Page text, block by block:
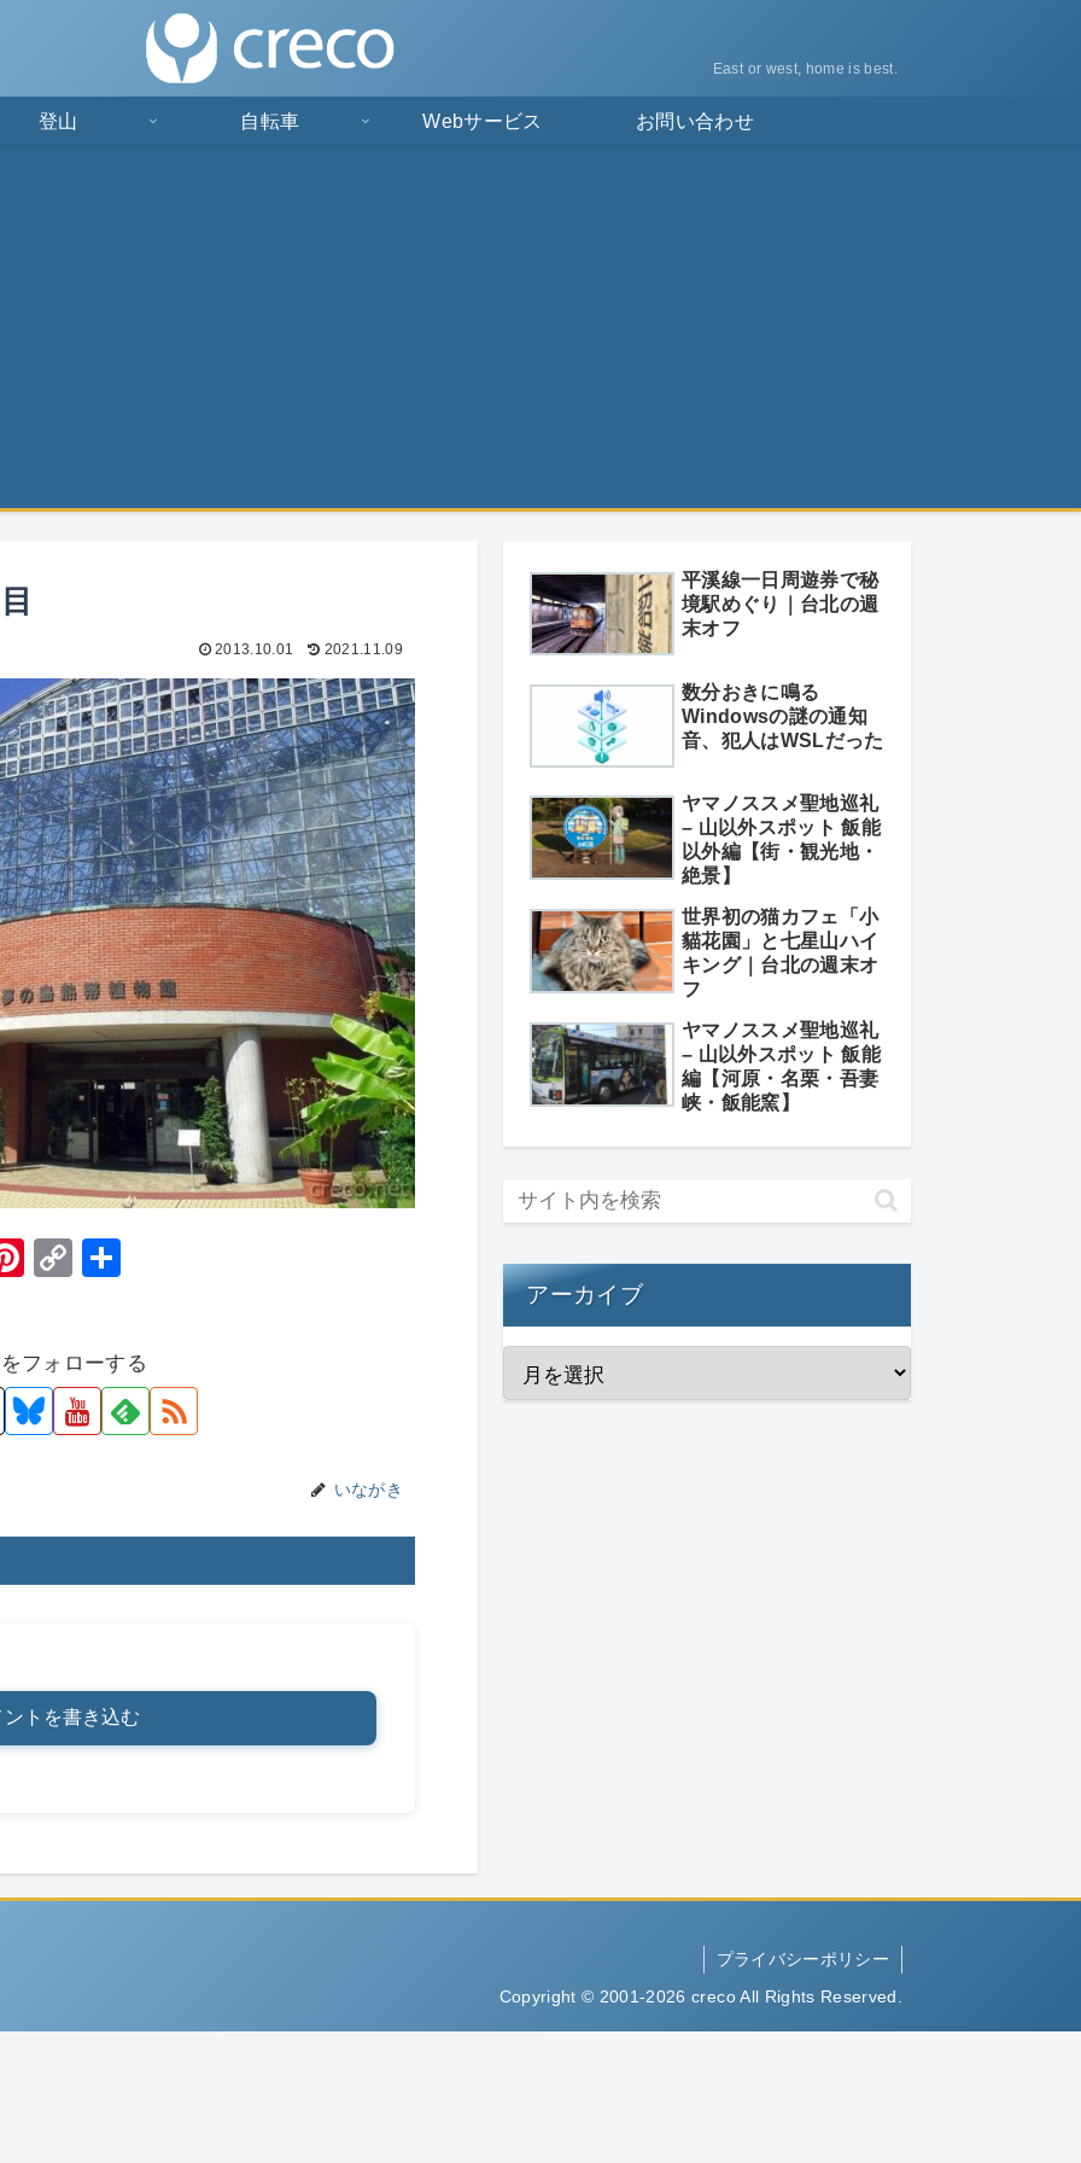
East or west, home is best.
登山 自転車 Webサービス お問い合わせ
2013.10.01 2021.11.09
Pi
e
st
C
y
Li
フォローする
いながき
ントを書き込む
平溪線一日周遊券で秘
境駅めぐり｜台北の週
末オフ
数分おきに鳴る
Windowsの謎の通知
音、犯人はWSLだった
ヤマノススメ聖地巡礼
– 山以外スポット 飯能
以外編【街・観光地・
絶景】
世界初の猫カフェ「小
貓花園」と七星山ハイ
キング｜台北の週末オ
フ
ヤマノススメ聖地巡礼
– 山以外スポット 飯能
編【河原・名栗・吾妻
峡・飯能窯】
アーカイブ
プライバシーポリシー
Copyright © 2001-2026 creco All Rights Reserved.